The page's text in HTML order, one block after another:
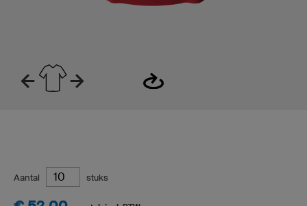
Aantal stuks